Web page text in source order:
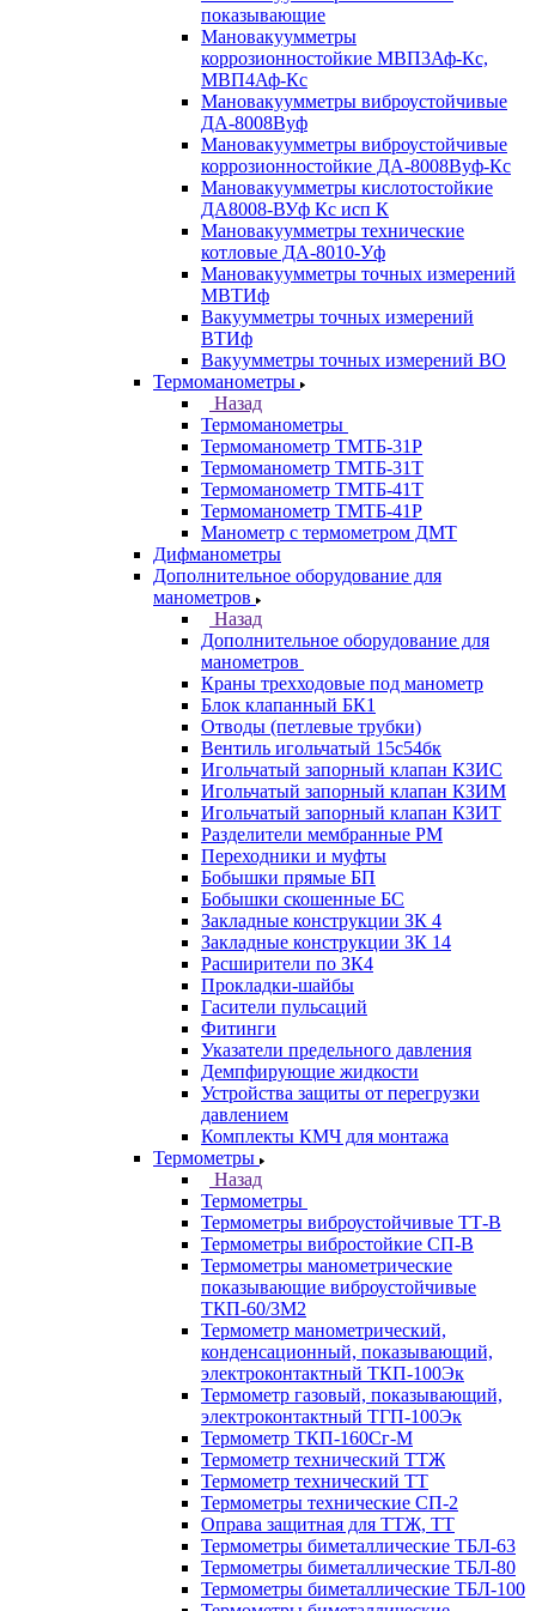
показывающие
Мановакуумметры
коррозионностойкие МВП3Аф-Кс,
МВП4Аф-Кс
Мановакуумметры виброустойчивые
ДА-8008Вуф
Мановакуумметры виброустойчивые
коррозионностойкие ДА-8008Вуф-Кс
Мановакуумметры кислотостойкие
ДА8008-ВУф Кс исп К
Мановакуумметры технические
котловые ДА-8010-Уф
Мановакуумметры точных измерений
МВТИф
Вакуумметры точных измерений
ВТИф
Вакуумметры точных измерений ВО
Термоманометры
Назад
Термоманометры
Термоманометр ТМТБ-31Р
Термоманометр ТМТБ-31Т
Термоманометр ТМТБ-41Т
Термоманометр ТМТБ-41Р
Манометр с термометром ДМТ
Дифманометры
Дополнительное оборудование для
манометров
Назад
Дополнительное оборудование для
манометров
Краны трехходовые под манометр
Блок клапанный БК1
Отводы (петлевые трубки)
Вентиль игольчатый 15с54бк
Игольчатый запорный клапан КЗИС
Игольчатый запорный клапан КЗИМ
Игольчатый запорный клапан КЗИТ
Разделители мембранные РМ
Переходники и муфты
Бобышки прямые БП
Бобышки скошенные БС
Закладные конструкции ЗК 4
Закладные конструкции ЗК 14
Расширители по ЗК4
Прокладки-шайбы
Гасители пульсаций
Фитинги
Указатели предельного давления
Демпфирующие жидкости
Устройства защиты от перегрузки
давлением
Комплекты КМЧ для монтажа
Термометры
Назад
Термометры
Термометры виброустойчивые ТТ-В
Термометры вибростойкие СП-В
Термометры манометрические
показывающие виброустойчивые
ТКП-60/3М2
Термометр манометрический,
конденсационный, показывающий,
электроконтактный ТКП-100Эк
Термометр газовый, показывающий,
электроконтактный ТГП-100Эк
Термометр ТКП-160Сг-М
Термометр технический ТТЖ
Термометр технический ТТ
Термометры технические СП-2
Оправа защитная для ТТЖ, ТТ
Термометры биметаллические ТБЛ-63
Термометры биметаллические ТБЛ-80
Термометры биметаллические ТБЛ-100